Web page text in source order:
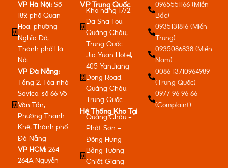
VP Hà Nội: Số
189, phố Quan
Hoa, phường
Nghĩa Đô,
Thành phố Hà
Nội
VP Đà Nẵng:
Tầng 2, Tòa nhà
Savico, số 66 Võ
Văn Tần,
Phường Thanh
Khê, Thành phố
Đà Nẵng
VP HCM: 264-
264A Nguyễn
VP Trung Quốc
Kho hàng 17/2,
Da Sha Tou,
Quảng Châu,
Trung Quốc
Jia Yuan Hotel,
405 YanJiang
Dong Road,
Quảng Châu,
Trung Quốc
Hệ Thống Kho Tại
Quảng Châu -
Phật Sơn -
Đông Hưng -
Bằng Tường -
Chiết Giang -
0965551166 (Miền
Bắc)
0935131816 (Miền
Trung)
0935086838 (Miền
Nam)
0086 13710964989
(Trung Quốc)
0977 96 96 66
(Complaint)